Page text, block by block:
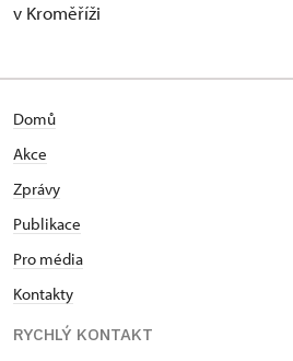
v Kroměříži
Domů
Akce
Zprávy
Publikace
Pro média
Kontakty
RYCHLÝ KONTAKT